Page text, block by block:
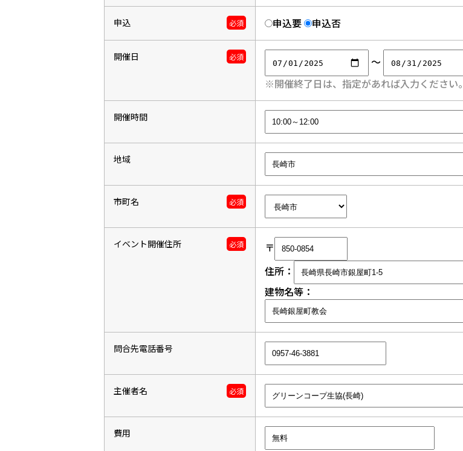
申込 必須 申込要 申込否
開催日 必須
～
※開催終了日は、指定があれば入力ください。
開催時間
地域
市町名 必須
イベント開催住所 必須
〒
住所：
建物名等：
問合先電話番号
主催者名 必須
費用